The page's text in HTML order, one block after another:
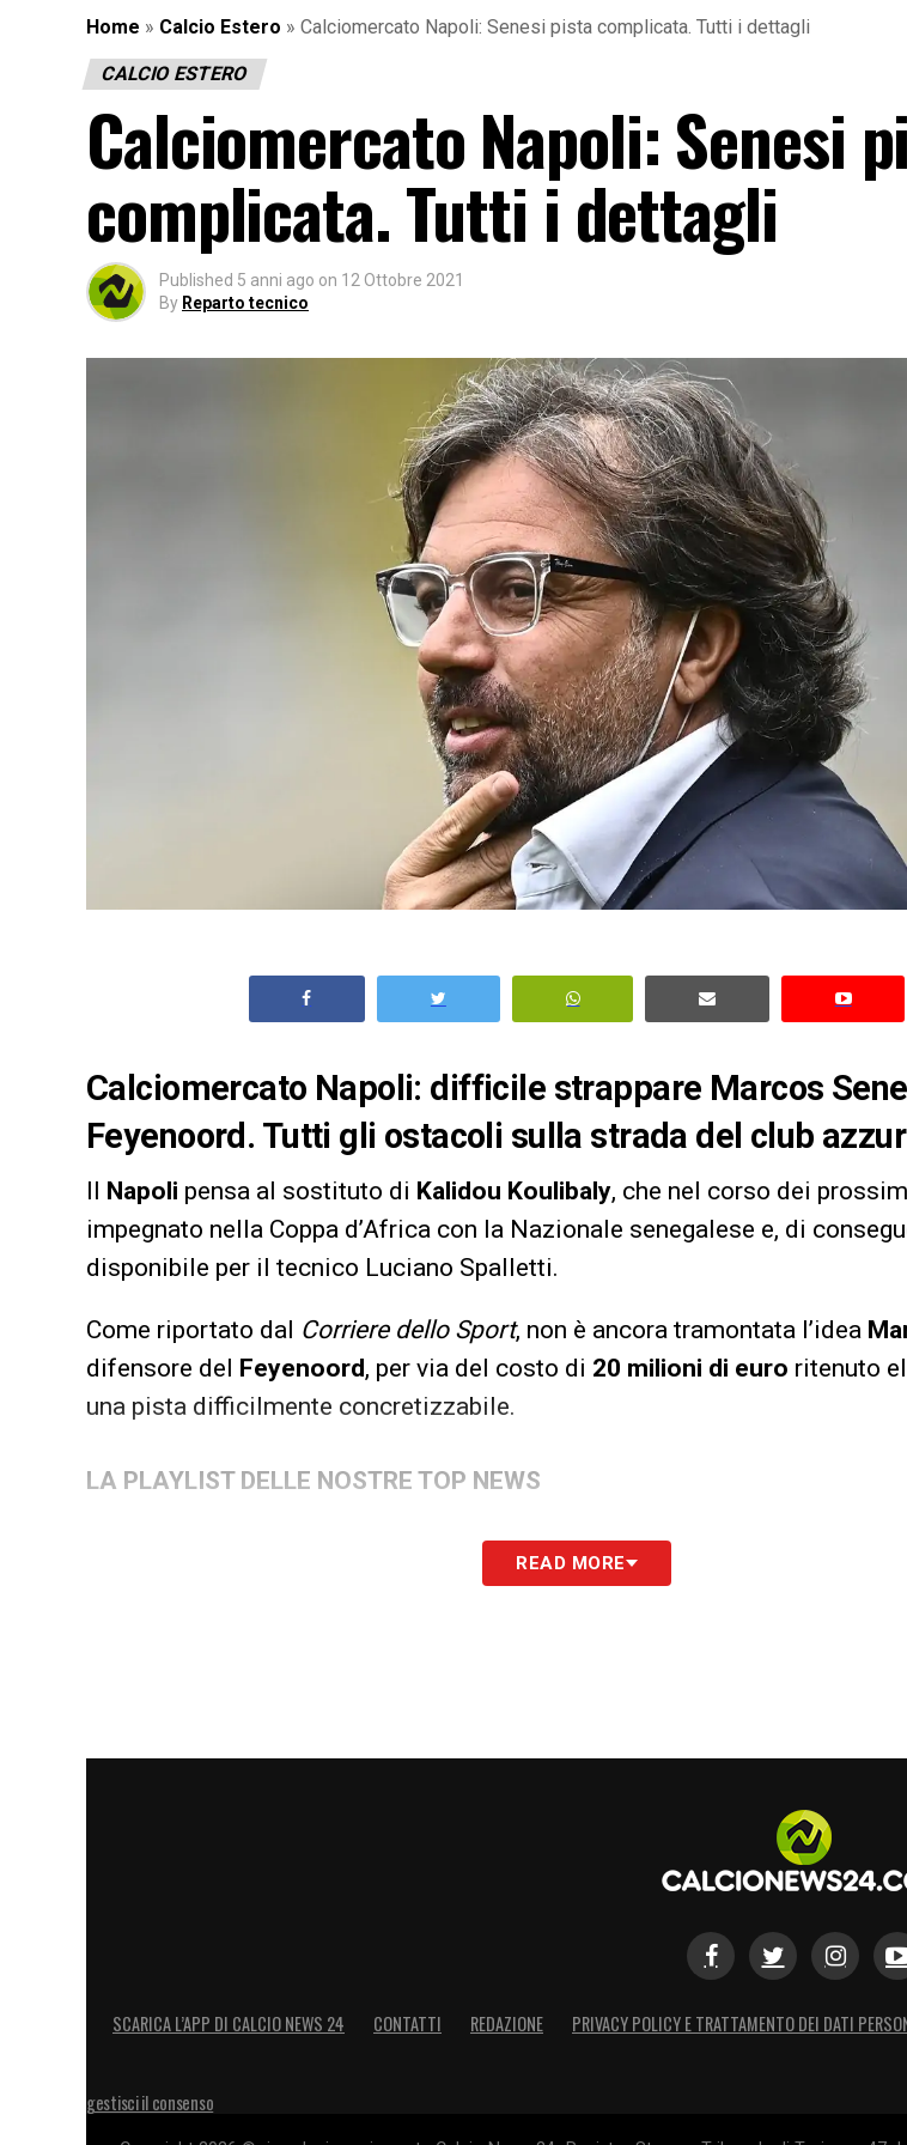
Home » Calcio Estero » Calciomercato Napoli: Senesi pista complicata. Tutti i dettagli
CALCIO ESTERO
Calciomercato Napoli: Senesi
complicata. Tutti i dettagli
Published 5 anni ago on 12 Ottobre 2021
By Reparto tecnico
Calciomercato Napoli: difficile strappare Marcos
Feyenoord. Tutti gli ostacoli sulla strada del club
Il Napoli pensa al sostituto di Kalidou Koulibaly, che nel corso dei
impegnato nella Coppa d’Africa con la Nazionale senegalese e, di
disponibile per il tecnico Luciano Spalletti.
Come riportato dal Corriere dello Sport, non è ancora tramontata l’idea
difensore del Feyenoord, per via del costo di 20 milioni di euro ritenuto
una pista difficilmente concretizzabile.
LA PLAYLIST DELLE NOSTRE TOP NEWS
READ MORE
SCARICA L’APP DI CALCIO NEWS 24 CONTATTI REDAZIONE PRIVACY POLICY E TRATTAMENTO DEI DATI
gestisci il consenso